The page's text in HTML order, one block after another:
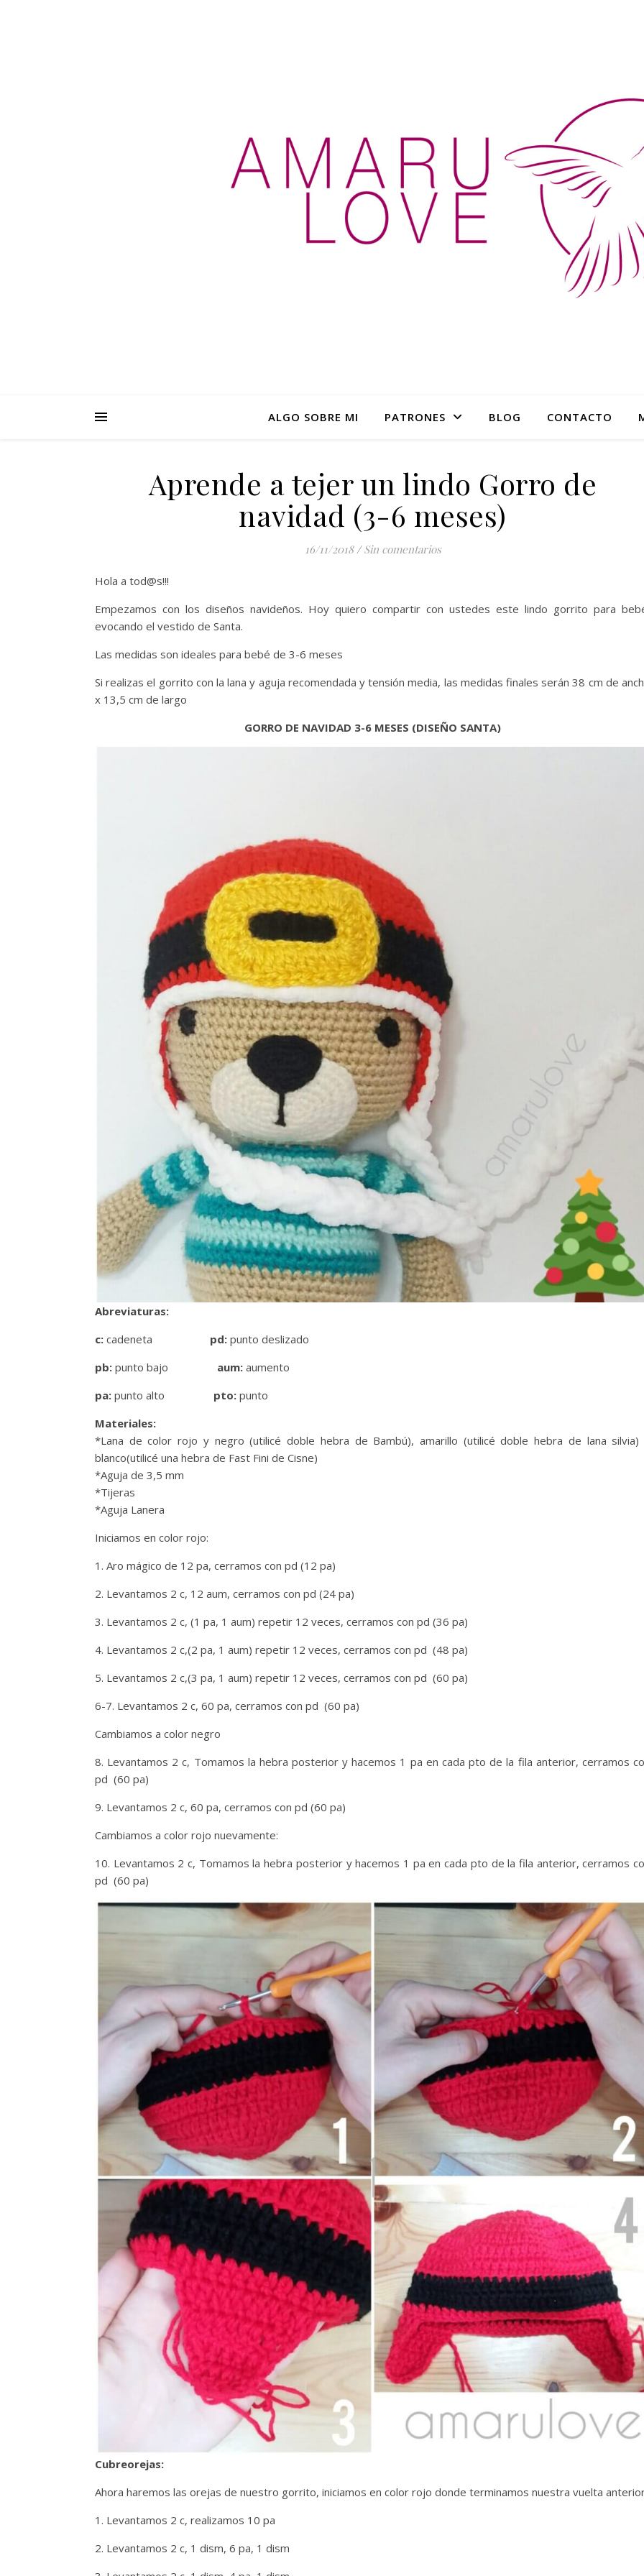
ALGO SOBRE MI PATRONES BLOG CONTACTO
Aprende a tejer un lindo Gorro de
navidad (3-6 meses)
16/11/2018 / Sin comentarios
Hola a tod@s!!!
Empezamos con los diseños navideños. Hoy quiero compartir con ustedes este lindo gorrito para
evocando el vestido de Santa.
Las medidas son ideales para bebé de 3-6 meses
Si realizas el gorrito con la lana y aguja recomendada y tensión media, las medidas finales serán 38 cm de
x 13,5 cm de largo
GORRO DE NAVIDAD 3-6 MESES (DISEÑO SANTA)
Abreviaturas:
c: cadeneta pd: punto deslizado
pb: punto bajo aum: aumento
pa: punto alto pto: punto
Materiales:
*Lana de color rojo y negro (utilicé doble hebra de Bambú), amarillo (utilicé doble hebra de lana silvia)
blanco(utilicé una hebra de Fast Fini de Cisne)
*Aguja de 3,5 mm
*Tijeras
*Aguja Lanera
Iniciamos en color rojo:
1. Aro mágico de 12 pa, cerramos con pd (12 pa)
2. Levantamos 2 c, 12 aum, cerramos con pd (24 pa)
3. Levantamos 2 c, (1 pa, 1 aum) repetir 12 veces, cerramos con pd (36 pa)
4. Levantamos 2 c,(2 pa, 1 aum) repetir 12 veces, cerramos con pd (48 pa)
5. Levantamos 2 c,(3 pa, 1 aum) repetir 12 veces, cerramos con pd (60 pa)
6-7. Levantamos 2 c, 60 pa, cerramos con pd (60 pa)
Cambiamos a color negro
8. Levantamos 2 c, Tomamos la hebra posterior y hacemos 1 pa en cada pto de la fila anterior, cerramos
pd (60 pa)
9. Levantamos 2 c, 60 pa, cerramos con pd (60 pa)
Cambiamos a color rojo nuevamente:
10. Levantamos 2 c, Tomamos la hebra posterior y hacemos 1 pa en cada pto de la fila anterior, cerramos
pd (60 pa)
Cubreorejas:
Ahora haremos las orejas de nuestro gorrito, iniciamos en color rojo donde terminamos nuestra vuelta
1. Levantamos 2 c, realizamos 10 pa
2. Levantamos 2 c, 1 dism, 6 pa, 1 dism